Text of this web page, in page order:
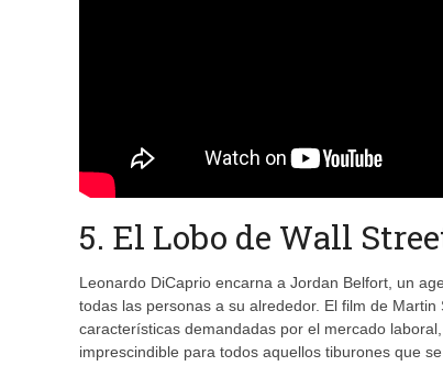
5. El Lobo de Wall
Leonardo DiCaprio encarna a Jordan Belfort, un
todas las personas a su alrededor. El film de
características demandadas por el mercado
imprescindible para todos aquellos tiburones que